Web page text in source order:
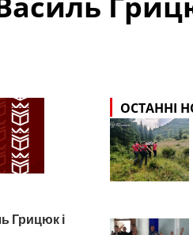
Грицюк і
ОСТАННІ